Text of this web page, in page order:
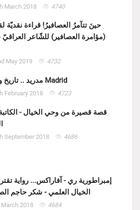
March 2018 4740
حينَ تتآمرُ العصافيرُ! قراءة نقديّة
(مؤامرة العصافير) للشّاعر
May 2019 4732
مدريد .. تاريخ وجمال Madrid
February 2018 4723
قصة قصيرة من وحي الخيال - الكاتبة
September 2018 4686
إمبراطورية ري - آفاراكس... رواية
الخيال العلمي - شكر حاجم
2018 4684